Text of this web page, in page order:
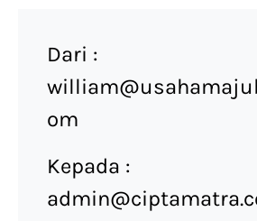
Dari :
om
Kepada :